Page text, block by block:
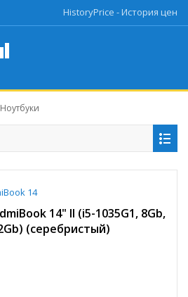
HistoryPrice - История цен
Ноутбуки
14" II (i5-1035G1, 8Gb,
(серебристый)